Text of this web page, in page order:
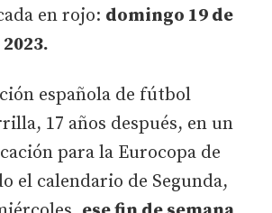
en rojo: domingo 19 de
española de fútbol
17 años después, en un
para la Eurocopa de
el calendario de Segunda,